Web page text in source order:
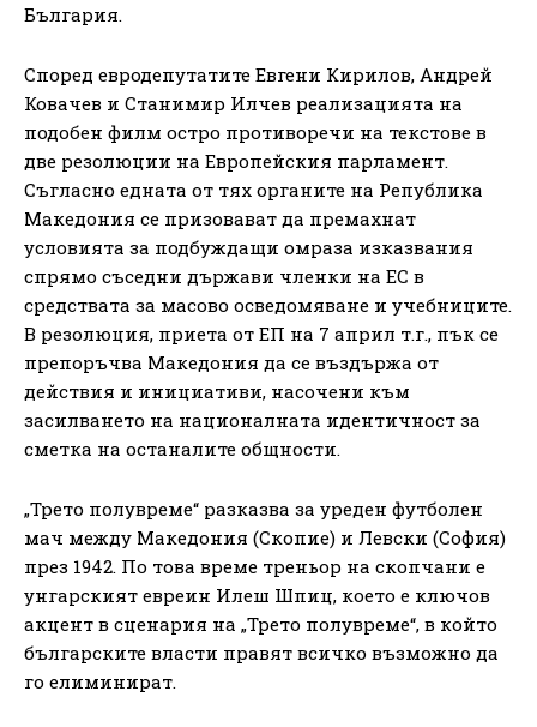
България.
Според евродепутатите Евгени Кирилов, Андрей
Ковачев и Станимир Илчев реализацията на
подобен филм остро противоречи на текстове в
две резолюции на Европейския парламент.
Съгласно едната от тях органите на Република
Македония се призовават да премахнат
условията за подбуждащи омраза изказвания
спрямо съседни държави членки на ЕС в
средствата за масово осведомяване и учебниците.
В резолюция, приета от ЕП на 7 април т.г., пък се
препоръчва Македония да се въздържа от
действия и инициативи, насочени към
засилването на националната идентичност за
сметка на останалите общности.
„Трето полувреме“ разказва за уреден футболен
мач между Македония (Скопие) и Левски (София)
през 1942. По това време треньор на скопчани е
унгарският евреин Илеш Шпиц, което е ключов
акцент в сценария на „Трето полувреме“, в който
българските власти правят всичко възможно да
го елиминират.